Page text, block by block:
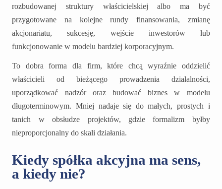
rozbudowanej struktury właścicielskiej albo ma być
przygotowane na kolejne rundy finansowania, zmianę
akcjonariatu, sukcesję, wejście inwestorów lub
funkcjonowanie w modelu bardziej korporacyjnym.
To dobra forma dla firm, które chcą wyraźnie oddzielić
właścicieli od bieżącego prowadzenia działalności,
uporządkować nadzór oraz budować biznes w modelu
długoterminowym. Mniej nadaje się do małych, prostych i
tanich w obsłudze projektów, gdzie formalizm byłby
nieproporcjonalny do skali działania.
Kiedy spółka akcyjna ma sens,
a kiedy nie?